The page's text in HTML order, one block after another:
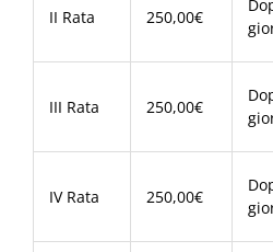
II Rata 250,00€
III Rata 250,00€
IV Rata 250,00€